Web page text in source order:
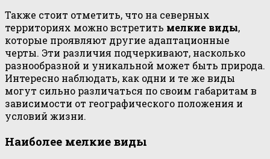
Также стоит отметить, что на северных
территориях можно встретить мелкие виды,
которые проявляют другие адаптационные
черты. Эти различия подчеркивают, насколько
разнообразной и уникальной может быть природа.
Интересно наблюдать, как одни и те же виды
могут сильно различаться по своим габаритам в
зависимости от географического положения и
условий жизни.
Наиболее мелкие виды